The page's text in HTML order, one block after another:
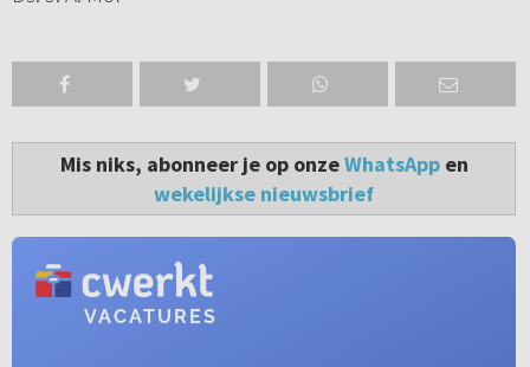
Mis niks, abonneer je op onzeWhatsAppen
wekelijkse nieuwsbrief